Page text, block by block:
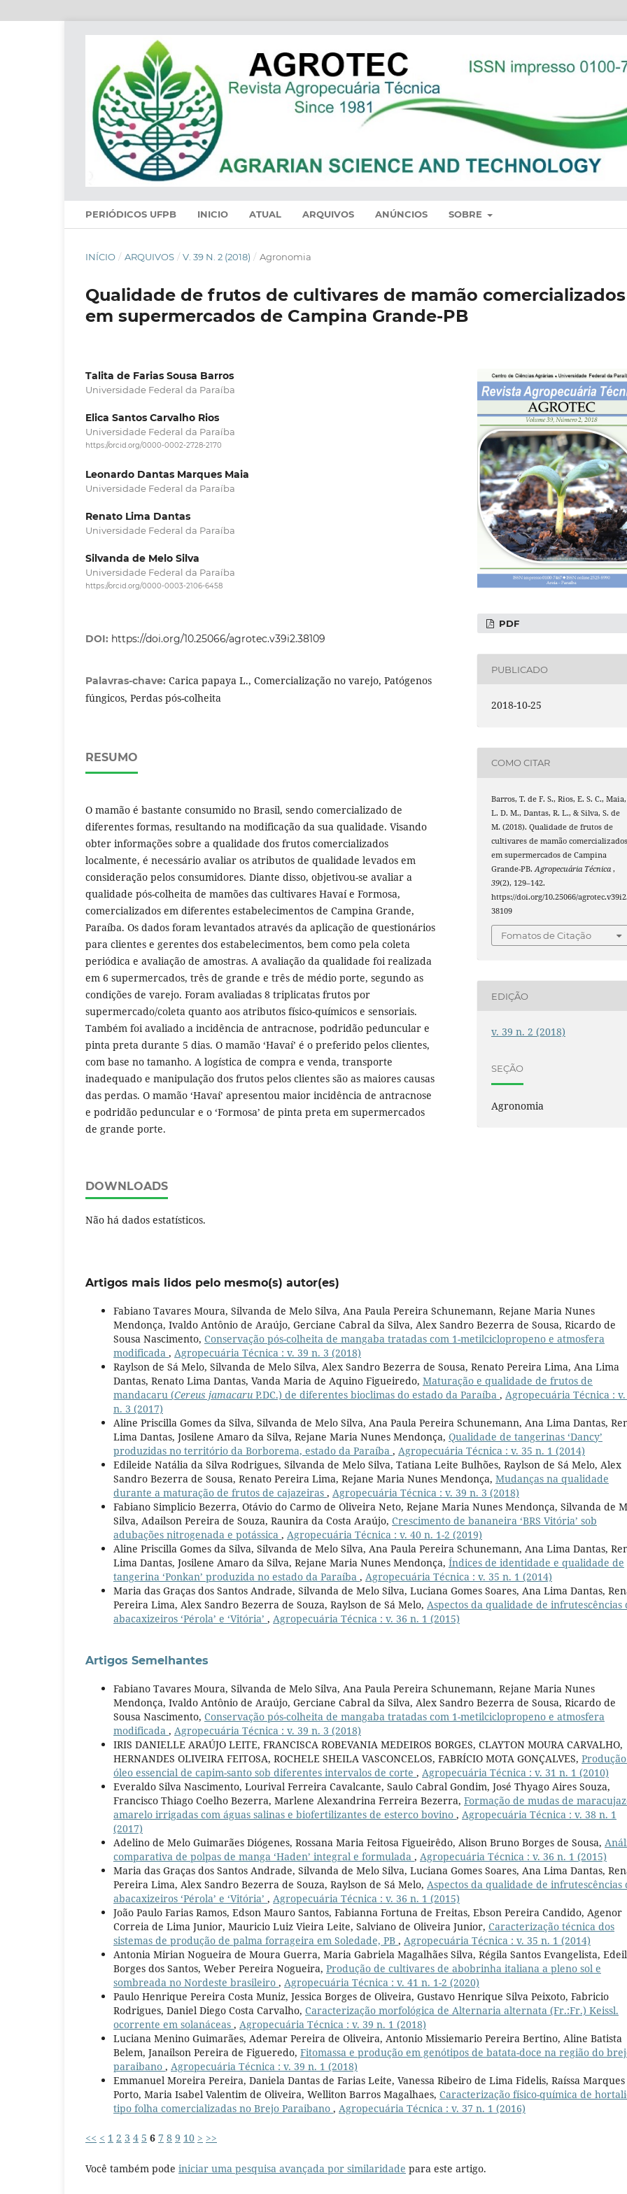
PERIÓDICOS UFPB INICIO ATUAL ARQUIVOS ANÚNCIOS SOBRE
INÍCIO / ARQUIVOS / V. 39 N. 2 (2018) / Agronomia
Qualidade de frutos de cultivares de mamão comercializados
em supermercados de Campina Grande-PB
Talita de Farias Sousa Barros
Universidade Federal da Paraíba
Elica Santos Carvalho Rios
Universidade Federal da Paraíba
https://orcid.org/0000-0002-2728-2170
Leonardo Dantas Marques Maia
Universidade Federal da Paraíba
Renato Lima Dantas
Universidade Federal da Paraíba
Silvanda de Melo Silva
Universidade Federal da Paraíba
https://orcid.org/0000-0003-2106-6458
DOI: https://doi.org/10.25066/agrotec.v39i2.38109
Palavras-chave: Carica papaya L., Comercialização no varejo, Patógenos
fúngicos, Perdas pós-colheita
RESUMO
O mamão é bastante consumido no Brasil, sendo comercializado de
diferentes formas, resultando na modificação da sua qualidade. Visando
obter informações sobre a qualidade dos frutos comercializados
localmente, é necessário avaliar os atributos de qualidade levados em
consideração pelos consumidores. Diante disso, objetivou-se avaliar a
qualidade pós-colheita de mamões das cultivares Havaí e Formosa,
comercializados em diferentes estabelecimentos de Campina Grande,
Paraíba. Os dados foram levantados através da aplicação de questionários
para clientes e gerentes dos estabelecimentos, bem como pela coleta
periódica e avaliação de amostras. A avaliação da qualidade foi realizada
em 6 supermercados, três de grande e três de médio porte, segundo as
condições de varejo. Foram avaliadas 8 triplicatas frutos por
supermercado/coleta quanto aos atributos físico-químicos e sensoriais.
Também foi avaliado a incidência de antracnose, podridão peduncular e
pinta preta durante 5 dias. O mamão ‘Havaí’ é o preferido pelos clientes,
com base no tamanho. A logística de compra e venda, transporte
inadequado e manipulação dos frutos pelos clientes são as maiores causas
das perdas. O mamão ‘Havaí’ apresentou maior incidência de antracnose
e podridão peduncular e o ‘Formosa’ de pinta preta em supermercados
de grande porte.
DOWNLOADS
Não há dados estatísticos.
PDF
PUBLICADO
2018-10-25
COMO CITAR
Barros, T. de F. S., Rios, E. S. C., Maia,
L. D. M., Dantas, R. L., & Silva, S. de
M. (2018). Qualidade de frutos de
cultivares de mamão comercializados
em supermercados de Campina
Grande-PB.Agropecuária Técnica,
39(2), 129–142.
https://doi.org/10.25066/agrotec.v39i2.
38109
Fomatos de Citação
EDIÇÃO
v. 39 n. 2 (2018)
SEÇÃO
Agronomia
Artigos mais lidos pelo mesmo(s) autor(es)
Fabiano Tavares Moura, Silvanda de Melo Silva, Ana Paula Pereira Schunemann, Rejane Maria Nunes
Mendonça, Ivaldo Antônio de Araújo, Gerciane Cabral da Silva, Alex Sandro Bezerra de Sousa, Ricardo de
Sousa Nascimento, Conservação pós-colheita de mangaba tratadas com 1-metilciclopropeno e atmosfera
modificada , Agropecuária Técnica : v. 39 n. 3 (2018)
Raylson de Sá Melo, Silvanda de Melo Silva, Alex Sandro Bezerra de Sousa, Renato Pereira Lima, Ana Lima
Dantas, Renato Lima Dantas, Vanda Maria de Aquino Figueiredo, Maturação e qualidade de frutos de
mandacaru (Cereus jamacaru P.DC.) de diferentes bioclimas do estado da Paraíba , Agropecuária Técnica : v.
n. 3 (2017)
Aline Priscilla Gomes da Silva, Silvanda de Melo Silva, Ana Paula Pereira Schunemann, Ana Lima Dantas,
Lima Dantas, Josilene Amaro da Silva, Rejane Maria Nunes Mendonça, Qualidade de tangerinas ‘Dancy’
produzidas no território da Borborema, estado da Paraíba , Agropecuária Técnica : v. 35 n. 1 (2014)
Edileide Natália da Silva Rodrigues, Silvanda de Melo Silva, Tatiana Leite Bulhões, Raylson de Sá Melo, Alex
Sandro Bezerra de Sousa, Renato Pereira Lima, Rejane Maria Nunes Mendonça, Mudanças na qualidade
durante a maturação de frutos de cajazeiras , Agropecuária Técnica : v. 39 n. 3 (2018)
Fabiano Simplicio Bezerra, Otávio do Carmo de Oliveira Neto, Rejane Maria Nunes Mendonça, Silvanda de
Silva, Adailson Pereira de Souza, Raunira da Costa Araújo, Crescimento de bananeira ‘BRS Vitória’ sob
adubações nitrogenada e potássica , Agropecuária Técnica : v. 40 n. 1-2 (2019)
Aline Priscilla Gomes da Silva, Silvanda de Melo Silva, Ana Paula Pereira Schunemann, Ana Lima Dantas,
Lima Dantas, Josilene Amaro da Silva, Rejane Maria Nunes Mendonça, Índices de identidade e qualidade de
tangerina ‘Ponkan’ produzida no estado da Paraíba , Agropecuária Técnica : v. 35 n. 1 (2014)
Maria das Graças dos Santos Andrade, Silvanda de Melo Silva, Luciana Gomes Soares, Ana Lima Dantas,
Pereira Lima, Alex Sandro Bezerra de Souza, Raylson de Sá Melo, Aspectos da qualidade de infrutescências
abacaxizeiros ‘Pérola’ e ‘Vitória’ , Agropecuária Técnica : v. 36 n. 1 (2015)
Artigos Semelhantes
Fabiano Tavares Moura, Silvanda de Melo Silva, Ana Paula Pereira Schunemann, Rejane Maria Nunes
Mendonça, Ivaldo Antônio de Araújo, Gerciane Cabral da Silva, Alex Sandro Bezerra de Sousa, Ricardo de
Sousa Nascimento, Conservação pós-colheita de mangaba tratadas com 1-metilciclopropeno e atmosfera
modificada , Agropecuária Técnica : v. 39 n. 3 (2018)
IRIS DANIELLE ARAÚJO LEITE, FRANCISCA ROBEVANIA MEDEIROS BORGES, CLAYTON MOURA CARVALHO,
HERNANDES OLIVEIRA FEITOSA, ROCHELE SHEILA VASCONCELOS, FABRÍCIO MOTA GONÇALVES,
óleo essencial de capim-santo sob diferentes intervalos de corte , Agropecuária Técnica : v. 31 n. 1 (2010)
Everaldo Silva Nascimento, Lourival Ferreira Cavalcante, Saulo Cabral Gondim, José Thyago Aires Souza,
Francisco Thiago Coelho Bezerra, Marlene Alexandrina Ferreira Bezerra, Formação de mudas de
amarelo irrigadas com águas salinas e biofertilizantes de esterco bovino , Agropecuária Técnica : v. 38 n. 1
(2017)
Adelino de Melo Guimarães Diógenes, Rossana Maria Feitosa Figueirêdo, Alison Bruno Borges de Sousa,
comparativa de polpas de manga ‘Haden’ integral e formulada , Agropecuária Técnica : v. 36 n. 1 (2015)
Maria das Graças dos Santos Andrade, Silvanda de Melo Silva, Luciana Gomes Soares, Ana Lima Dantas,
Pereira Lima, Alex Sandro Bezerra de Souza, Raylson de Sá Melo, Aspectos da qualidade de infrutescências
abacaxizeiros ‘Pérola’ e ‘Vitória’ , Agropecuária Técnica : v. 36 n. 1 (2015)
João Paulo Farias Ramos, Edson Mauro Santos, Fabianna Fortuna de Freitas, Ebson Pereira Candido, Agenor
Correia de Lima Junior, Mauricio Luiz Vieira Leite, Salviano de Oliveira Junior, Caracterização técnica dos
sistemas de produção de palma forrageira em Soledade, PB , Agropecuária Técnica : v. 35 n. 1 (2014)
Antonia Mirian Nogueira de Moura Guerra, Maria Gabriela Magalhães Silva, Régila Santos Evangelista,
Borges dos Santos, Weber Pereira Nogueira, Produção de cultivares de abobrinha italiana a pleno sol e
sombreada no Nordeste brasileiro , Agropecuária Técnica : v. 41 n. 1-2 (2020)
Paulo Henrique Pereira Costa Muniz, Jessica Borges de Oliveira, Gustavo Henrique Silva Peixoto, Fabricio
Rodrigues, Daniel Diego Costa Carvalho, Caracterização morfológica de Alternaria alternata (Fr.:Fr.) Keissl.
ocorrente em solanáceas , Agropecuária Técnica : v. 39 n. 1 (2018)
Luciana Menino Guimarães, Ademar Pereira de Oliveira, Antonio Missiemario Pereira Bertino, Aline Batista
Belem, Janailson Pereira de Figueredo, Fitomassa e produção em genótipos de batata-doce na região do
paraibano , Agropecuária Técnica : v. 39 n. 1 (2018)
Emmanuel Moreira Pereira, Daniela Dantas de Farias Leite, Vanessa Ribeiro de Lima Fidelis, Raíssa Marques
Porto, Maria Isabel Valentim de Oliveira, Welliton Barros Magalhaes, Caracterização físico-química de
tipo folha comercializadas no Brejo Paraibano , Agropecuária Técnica : v. 37 n. 1 (2016)
<< < 1 2 3 4 5 6 7 8 9 10 > >>
Você também pode iniciar uma pesquisa avançada por similaridade para este artigo.